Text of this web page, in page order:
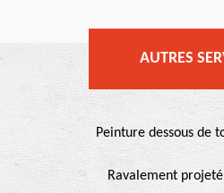
AUTRES
Peinture dessous de
Ravalement